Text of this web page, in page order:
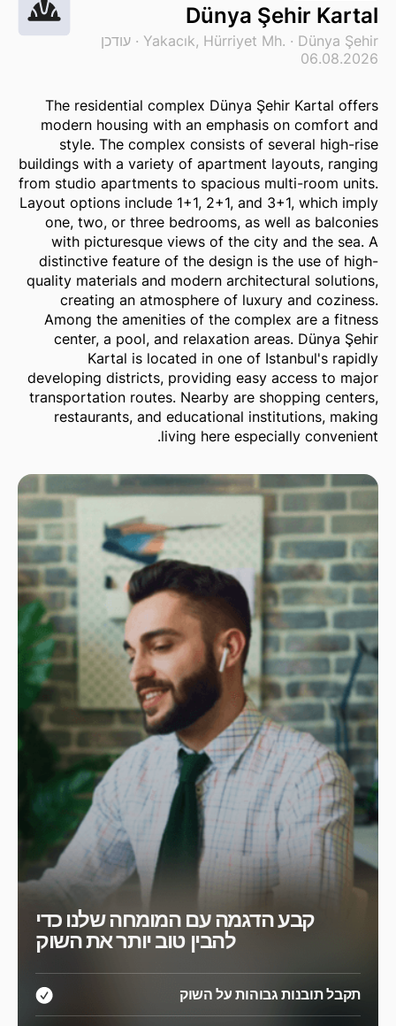
Dünya Şehir Kartal
Yakacık, Hürriyet Mh. · Dünya Şehir
· עודכן
06.08.2026
The residential complex Dünya Şehir Kartal offers
modern housing with an emphasis on comfort and
style. The complex consists of several high-rise
buildings with a variety of apartment layouts, ranging
from studio apartments to spacious multi-room units.
Layout options include 1+1, 2+1, and 3+1, which imply
one, two, or three bedrooms, as well as balconies
with picturesque views of the city and the sea. A
distinctive feature of the design is the use of high-
quality materials and modern architectural solutions,
creating an atmosphere of luxury and coziness.
Among the amenities of the complex are a fitness
center, a pool, and relaxation areas. Dünya Şehir
Kartal is located in one of Istanbul's rapidly
developing districts, providing easy access to major
transportation routes. Nearby are shopping centers,
restaurants, and educational institutions, making
living here especially convenient.
קבע הדגמה עם המומחה שלנו כדי
להבין טוב יותר את השוק
תקבל תובנות גבוהות על השוק